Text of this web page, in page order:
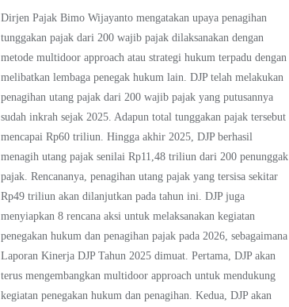
Dirjen Pajak Bimo Wijayanto mengatakan upaya penagihan
tunggakan pajak dari 200 wajib pajak dilaksanakan dengan
metode multidoor approach atau strategi hukum terpadu dengan
melibatkan lembaga penegak hukum lain. DJP telah melakukan
penagihan utang pajak dari 200 wajib pajak yang putusannya
sudah inkrah sejak 2025. Adapun total tunggakan pajak tersebut
mencapai Rp60 triliun. Hingga akhir 2025, DJP berhasil
menagih utang pajak senilai Rp11,48 triliun dari 200 penunggak
pajak. Rencananya, penagihan utang pajak yang tersisa sekitar
Rp49 triliun akan dilanjutkan pada tahun ini. DJP juga
menyiapkan 8 rencana aksi untuk melaksanakan kegiatan
penegakan hukum dan penagihan pajak pada 2026, sebagaimana
Laporan Kinerja DJP Tahun 2025 dimuat. Pertama, DJP akan
terus mengembangkan multidoor approach untuk mendukung
kegiatan penegakan hukum dan penagihan. Kedua, DJP akan